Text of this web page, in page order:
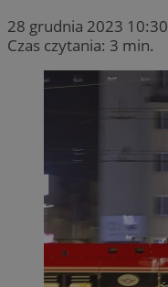
28 grudnia 2023 10:30
Czas czytania: 3 min.